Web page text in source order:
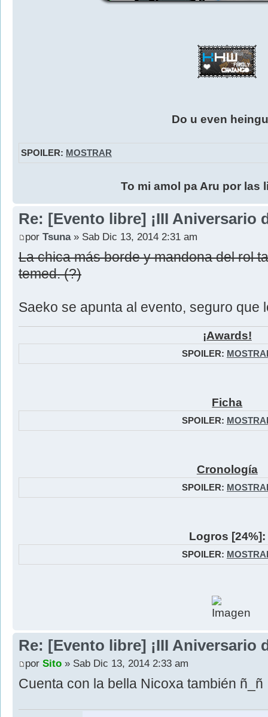
Do u even
SPOILER: MOSTRAR
To mi amol pa Aru por las
Re: [Evento libre] ¡III Aniversario
por Tsuna» Sab Dic 13, 2014 2:31 am
La chica más borde y mandona del rol
temed. (?)
Saeko se apunta al evento, seguro que
¡Awards!
SPOILER:
Ficha
SPOILER:
Cronología
SPOILER:
Logros [24%]:
SPOILER:
Re: [Evento libre] ¡III Aniversario
por Sito » Sab Dic 13, 2014 2:33 am
Cuenta con la bella Nicoxa también ñ_ñ